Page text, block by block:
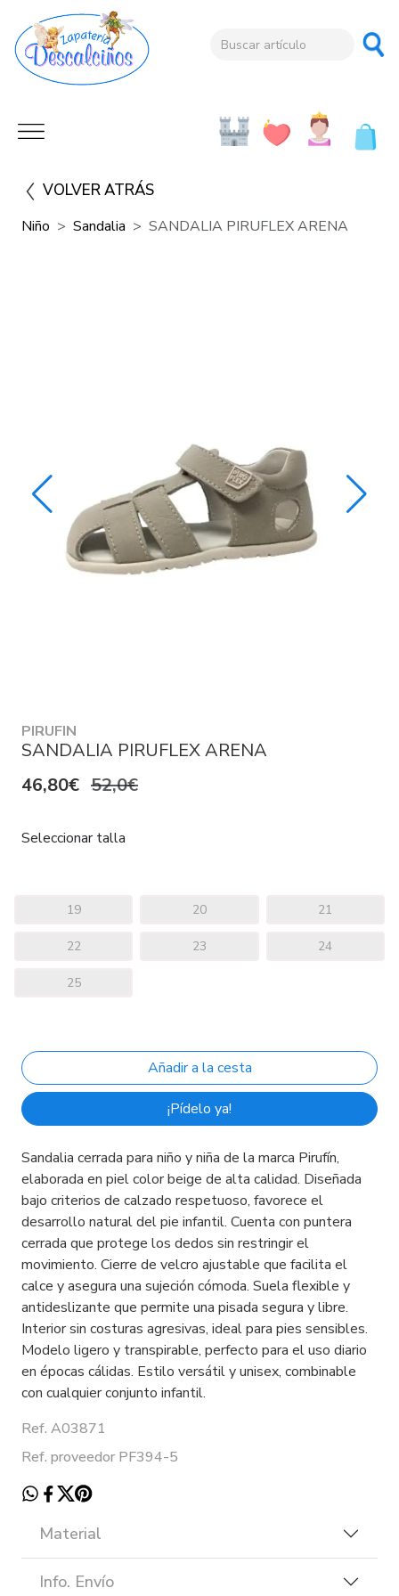
VOLVER ATRÁS
Niño Sandalia SANDALIA PIRUFLEX ARENA
PIRUFIN
SANDALIA PIRUFLEX ARENA
46,80€ 52,0€
Seleccionar talla
19 20 21
22 23 24
25
¡Pídelo ya!
Sandalia cerrada para niño y niña de la marca Pirufín,
elaborada en piel color beige de alta calidad. Diseñada
bajo criterios de calzado respetuoso, favorece el
desarrollo natural del pie infantil. Cuenta con puntera
cerrada que protege los dedos sin restringir el
movimiento. Cierre de velcro ajustable que facilita el
calce y asegura una sujeción cómoda. Suela flexible y
antideslizante que permite una pisada segura y libre.
Interior sin costuras agresivas, ideal para pies sensibles.
Modelo ligero y transpirable, perfecto para el uso diario
en épocas cálidas. Estilo versátil y unisex, combinable
con cualquier conjunto infantil.
Ref. A03871
Ref. proveedor PF394-5
Material
Info. Envío